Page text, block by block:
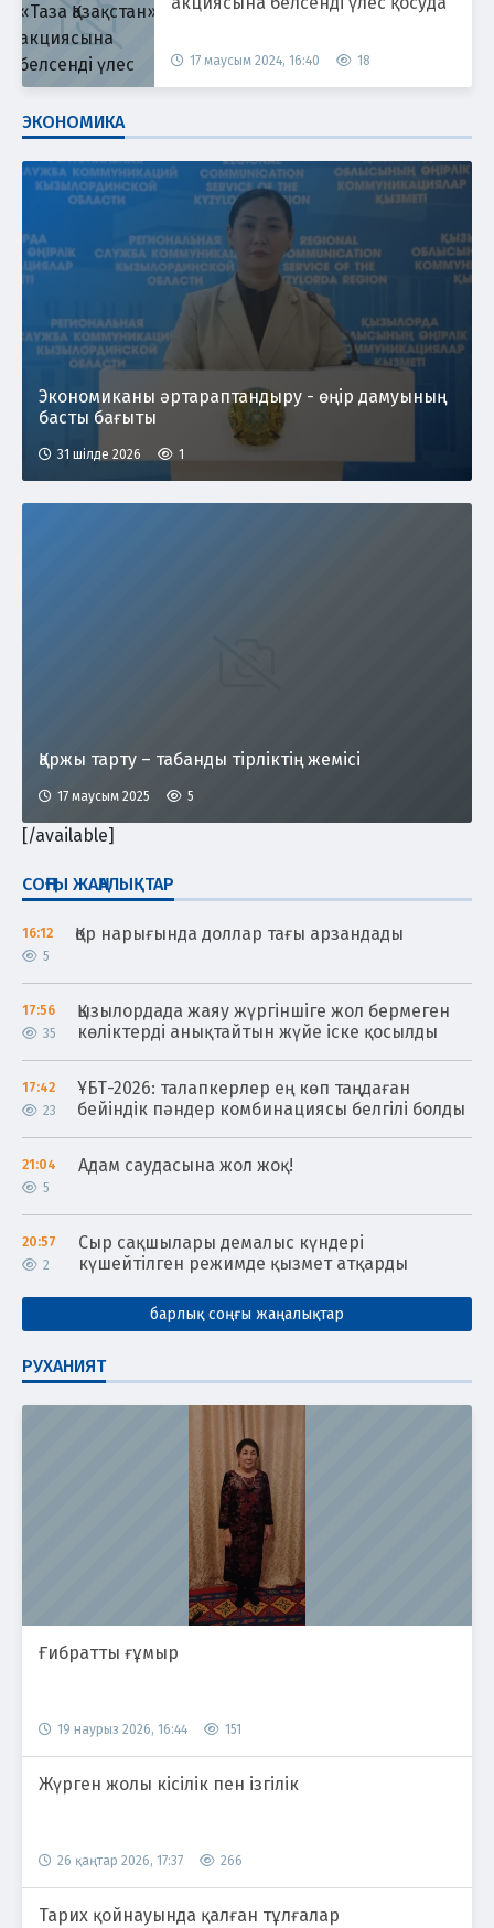
СОҢҒЫ ЖАҢАЛЫҚТАР
16:12
5
Қор нарығында доллар тағы арзандады
17:56
35
Қызылордада жаяу жүргіншіге жол бермеген
көліктерді анықтайтын жүйе іске қосылды
17:42
23
ҰБТ-2026: талапкерлер ең көп таңдаған
бейіндік пәндер комбинациясы белгілі болды
21:04
5
Адам саудасына жол жоқ!
20:57
2
Сыр сақшылары демалыс күндері
күшейтілген режимде қызмет атқарды
барлық соңғы жаңалықтар
РУХАНИЯТ
Ғибратты ғұмыр
19 наурыз 2026, 16:44 151
Жүрген жолы кісілік пен ізгілік
26 қаңтар 2026, 17:37 266
Тарих қойнауында қалған тұлғалар
17 маусым 2024, 16:40 18
ЭКОНОМИКА
Экономиканы әртараптандыру - өңір дамуының
басты бағыты
31 шілде 2026 1
Қаржы тарту – табанды тірліктің жемісі
17 маусым 2025 5
[/available]